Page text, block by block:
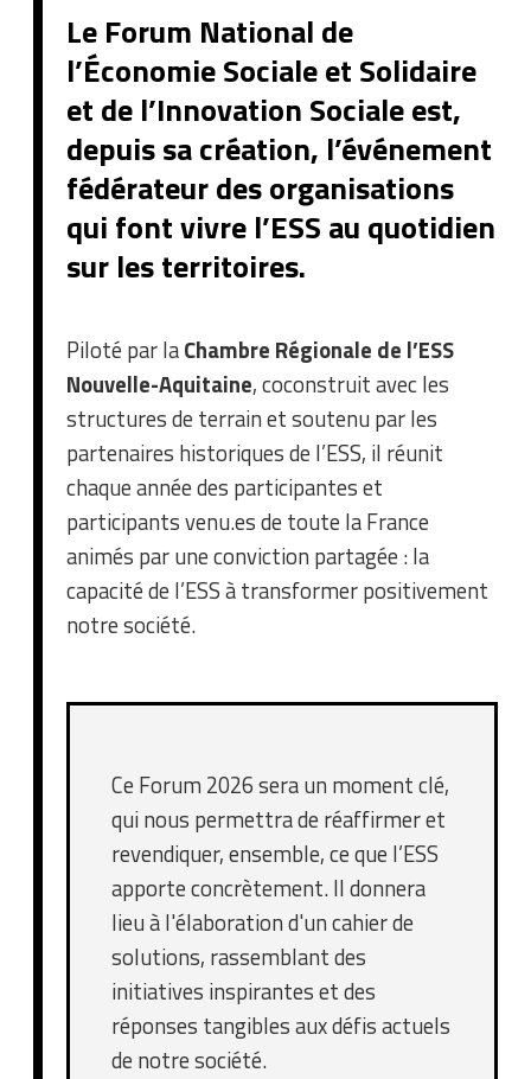
Le Forum National de
l’Économie Sociale et Solidaire
et de l’Innovation Sociale est,
depuis sa création, l’événement
fédérateur des organisations
qui font vivre l’ESS au quotidien
sur les territoires.
Piloté par laChambre Régionale de l’ESS
Nouvelle-Aquitaine, coconstruit avec les
structures de terrain et soutenu par les
partenaires historiques de l’ESS, il réunit
chaque année des participantes et
participants venu.es de toute la France
animés par une conviction partagée : la
capacité de l’ESS à transformer positivement
notre société.
Ce Forum 2026 sera un moment clé,
qui nous permettra de réaffirmer et
revendiquer, ensemble, ce que l’ESS
apporte concrètement. Il donnera
lieu à l'élaboration d'un cahier de
solutions, rassemblant des
initiatives inspirantes et des
réponses tangibles aux défis actuels
de notre société.